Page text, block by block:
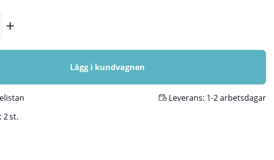
Lägg i kundvagnen
Leverans: 1-2 arbetsdagar
2st.